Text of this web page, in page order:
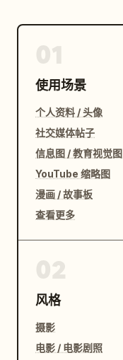
使用场景
个人资料 / 头像
社交媒体帖子
信息图 / 教育视觉图
YouTube 缩略图
漫画 / 故事板
查看更多
风格
摄影
电影 / 电影剧照